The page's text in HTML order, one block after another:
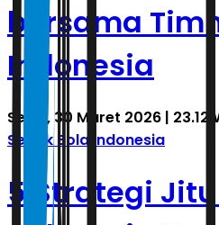
bersama
Indonesia
Senin, 30 Maret 2026 | 23.12
Sepak Bola Indonesia
5 Strategi